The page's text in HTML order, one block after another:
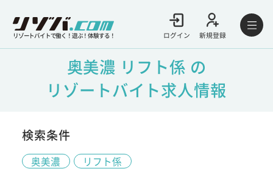
リゾートバイトで働く！遊ぶ！体験する！ ログイン 新規登録
奥美濃 リフト係 の
リゾートバイト求人情報
検索条件
奥美濃 リフト係